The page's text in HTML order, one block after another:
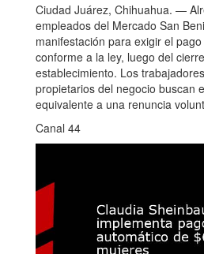
Ciudad Juárez, Chihuahua. —
empleados del Mercado San
manifestación para exigir el
conforme a la ley, luego del
establecimiento. Los
propietarios del negocio buscan
equivalente a una renuncia
Canal 44